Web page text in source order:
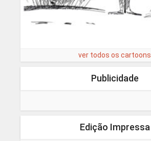
ver todos os cartoons
Publicidade
Edição Impressa